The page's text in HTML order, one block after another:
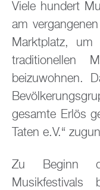
Viele hundert
am
Marktplatz,
traditionellen
beizuwohnen.
gesamte Erlös
Taten e.V.“
Zu Beginn
Musikfestivals